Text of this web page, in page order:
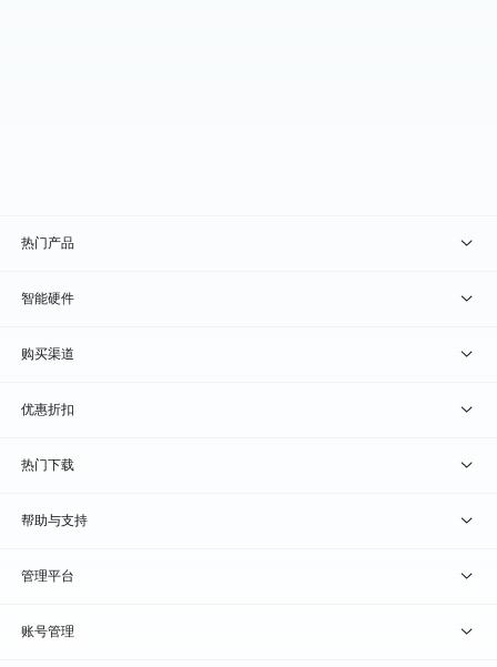
热门产品
贝锐向日葵 · 远程控制
贝锐蒲公英 · 异地组网
贝锐花生壳 · 动态域名
贝锐洋葱头 · 协作无间
智能硬件
贝锐向日葵硬件
贝锐蒲公英硬件
贝锐花生壳硬件
购买渠道
天猫旗舰店
京东旗舰店
优惠折扣
兑换码通道
教育公益折扣
热门下载
贝锐向日葵客户端
贝锐蒲公英客户端
贝锐花生壳客户端
帮助与支持
我要建议
我要投诉
管理平台
贝锐向日葵管理
账号管理